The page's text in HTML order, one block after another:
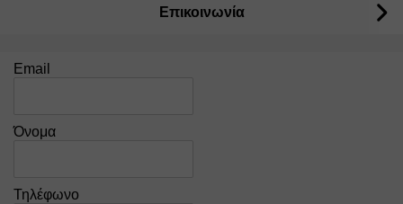
Επικοινωνία
Email
Όνομα
Τηλέφωνο